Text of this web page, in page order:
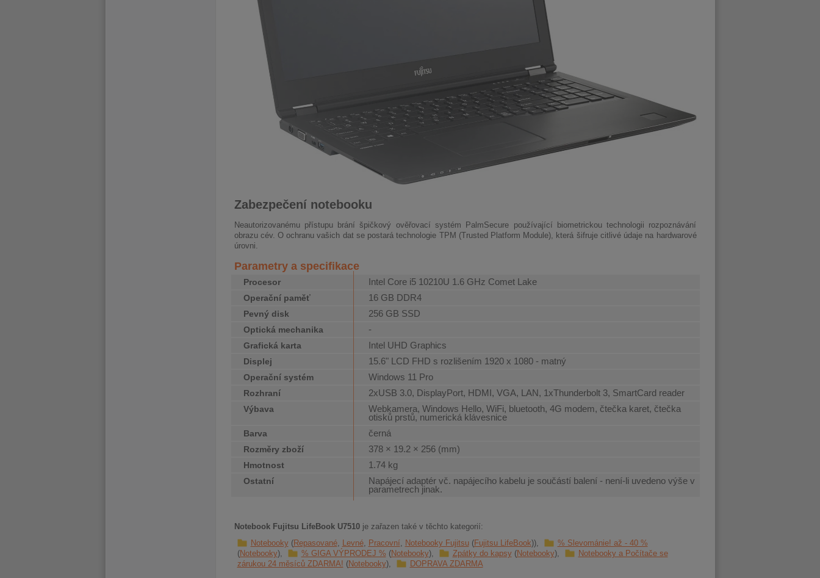
Zabezpečení notebooku
Neautorizovanému přístupu brání špičkový ověřovací systém PalmSecure používající biometrickou technologii rozpoznávání
obrazu cév. O ochranu vašich dat se postará technologie TPM (Trusted Platform Module), která šifruje citlivé údaje na hardwarové
úrovni.
Parametry a specifikace
Procesor Intel Core i5 10210U 1.6 GHz Comet Lake
Operační paměť 16 GB DDR4
Pevný disk 256 GB SSD
Optická mechanika -
Grafická karta Intel UHD Graphics
Displej 15.6" LCD FHD s rozlišením 1920 x 1080 - matný
Operační systém Windows 11 Pro
Rozhraní 2xUSB 3.0, DisplayPort, HDMI, VGA, LAN, 1xThunderbolt 3, SmartCard reader
Výbava
Webkamera, Windows Hello, WiFi, bluetooth, 4G modem, čtečka karet, čtečka
otisků prstů, numerická klávesnice
Barva černá
Rozměry zboží 378 × 19.2 × 256 (mm)
Hmotnost 1.74 kg
Ostatní
Napájecí adaptér vč. napájecího kabelu je součástí balení - není-li uvedeno výše v
parametrech jinak.
Notebook Fujitsu LifeBook U7510je zařazen také v těchto kategorií:
Notebooky Repasované Levné Pracovní Notebooky Fujitsu Fujitsu LifeBook
% Slevománie! až - 40 %
Notebooky
% GIGA VÝPRODEJ % Notebooky Zpátky do kapsy Notebooky
Notebooky a Počítače se
zárukou 24 měsíců ZDARMA! Notebooky DOPRAVA ZDARMA